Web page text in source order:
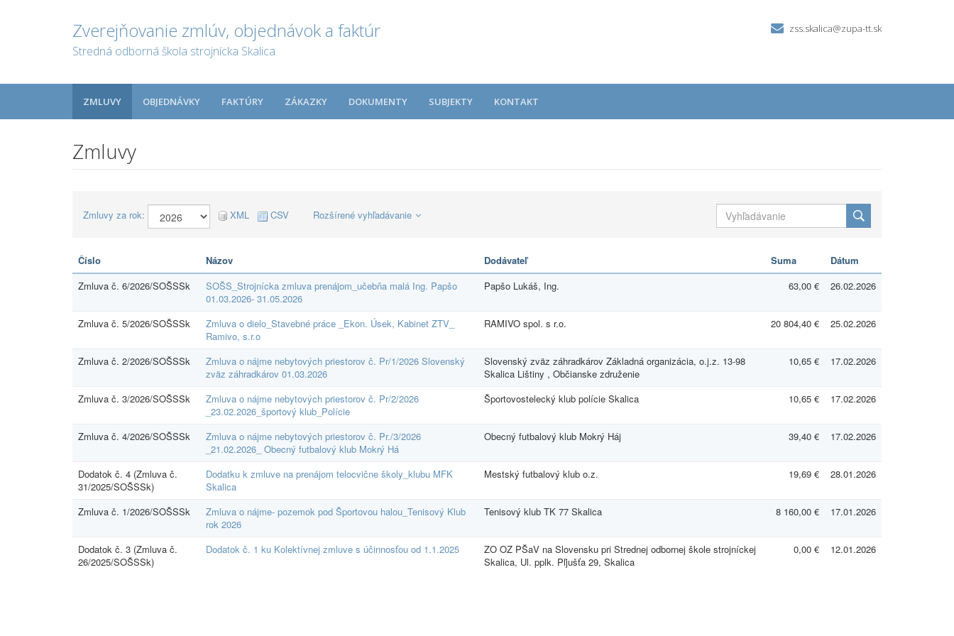
Zverejňovanie zmlúv, objednávok a faktúr
Stredná odborná škola strojnícka Skalica
zss.skalica@zupa-tt.sk
ZMLUVY OBJEDNÁVKY FAKTÚRY ZÁKAZKY DOKUMENTY SUBJEKTY KONTAKT
Zmluvy
Zmluvy za rok: XML CSV Rozšírené vyhľadávanie
Číslo Názov Dodávateľ Suma
Dátum
Zmluva č. 6/2026/SOŠSSk
SOŠS_Strojnícka zmluva prenájom_učebňa malá Ing. Papšo
01.03.2026- 31.05.2026
Papšo Lukáš, Ing. 63,00 € 26.02.2026
Zmluva č. 5/2026/SOŠSSk
Zmluva o dielo_Stavebné práce _Ekon. Úsek, Kabinet ZTV_
Ramivo, s.r.o
RAMIVO spol. s r.o. 20 804,40 € 25.02.2026
Zmluva č. 2/2026/SOŠSSk
Zmluva o nájme nebytových priestorov č. Pr/1/2026 Slovenský
zväz záhradkárov 01.03.2026
Slovenský zväz záhradkárov Základná organizácia, o.j.z. 13-98
Skalica Lištiny , Občianske združenie
10,65 € 17.02.2026
Zmluva č. 3/2026/SOŠSSk
Zmluva o nájme nebytových priestorov č. Pr/2/2026
_23.02.2026_športový klub_Polície
Športovostelecký klub polície Skalica 10,65 € 17.02.2026
Zmluva č. 4/2026/SOŠSSk
Zmluva o nájme nebytových priestorov č. Pr./3/2026
_21.02.2026_ Obecný futbalový klub Mokrý Há
Obecný futbalový klub Mokrý Háj 39,40 € 17.02.2026
Dodatok č. 4 (Zmluva č.
31/2025/SOŠSSk)
Dodatku k zmluve na prenájom telocvične školy_klubu MFK
Skalica
Mestský futbalový klub o.z. 19,69 € 28.01.2026
Zmluva č. 1/2026/SOŠSSk
Zmluva o nájme- pozemok pod Športovou halou_Tenisový Klub
rok 2026
Tenisový klub TK 77 Skalica 8 160,00 € 17.01.2026
Dodatok č. 3 (Zmluva č.
26/2025/SOŠSSk)
Dodatok č. 1 ku Kolektívnej zmluve s účinnosťou od 1.1.2025
ZO OZ PŠaV na Slovensku pri Strednej odbornej škole strojníckej
Skalica, Ul. pplk. Pľjušťa 29, Skalica
0,00 € 12.01.2026